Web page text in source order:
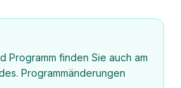
Programm finden Sie auch am
Programmänderungen